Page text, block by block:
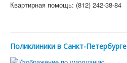
Квартирная помощь: (812) 242-38-84
Поликлиники в Санкт-Петербурге